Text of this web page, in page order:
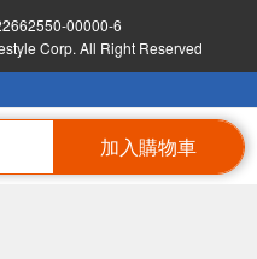
加入購物車
00000-6
Corp. All Right Reserved